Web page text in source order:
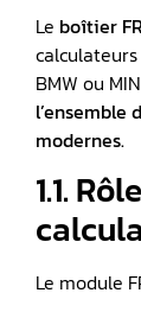
Le boîtier
BMW ou
l’ensemble
modernes.
1.1.
Le module